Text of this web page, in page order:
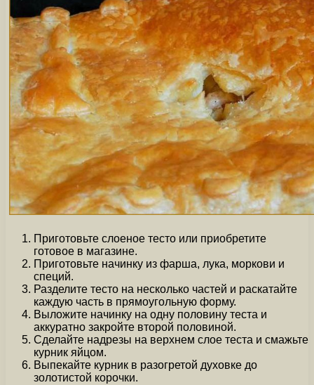
Приготовьте слоеное тесто или приобретите
готовое в магазине.
Приготовьте начинку из фарша, лука, моркови и
специй.
Разделите тесто на несколько частей и раскатайте
каждую часть в прямоугольную форму.
Выложите начинку на одну половину теста и
аккуратно закройте второй половиной.
Сделайте надрезы на верхнем слое теста и смажьте
курник яйцом.
Выпекайте курник в разогретой духовке до
золотистой корочки.